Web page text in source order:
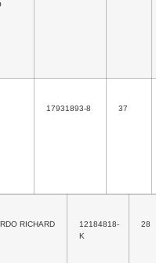
17931893-8 37
RICHARD
12184818-
K
28